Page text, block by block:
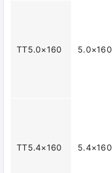
TT5.0×160 5.0×160
TT5.4×160 5.4×160